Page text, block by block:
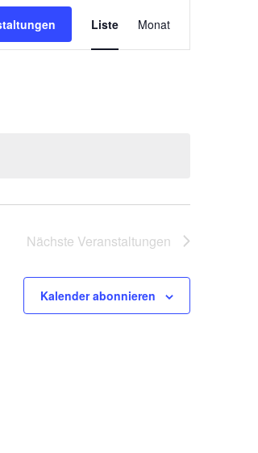
Liste Monat
Nächste Veranstaltungen
Kalender abonnieren